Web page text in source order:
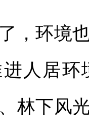
环境也
人居
林下风